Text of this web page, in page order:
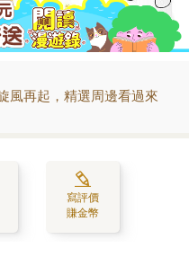
風再起，精選周邊看過來
寫評價
賺金幣